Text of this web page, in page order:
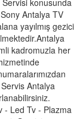
Servisi konusunda
Antalya TV
yayılmış gezici
kadromuzla her
Antalya
- Led Tv - Plazma